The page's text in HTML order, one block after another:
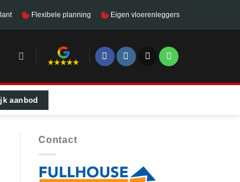
Flexibele planning Eigen vloerenleggers
aanbod
Contact